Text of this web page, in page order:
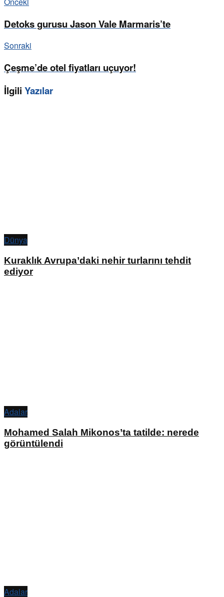
Detoks gurusu Jason Vale Marmaris’te
Sonraki
Çeşme’de otel fiyatları uçuyor!
İlgili Yazılar
Dünya
Kuraklık Avrupa’daki nehir turlarını tehdit
ediyor
Adalar
Mohamed Salah Mikonos’ta tatilde: nerede
görüntülendi
Adalar